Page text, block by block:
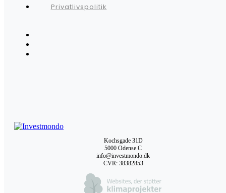
Privatlivspolitik
Kochsgade 31D
5000 Odense C
info@investmondo.dk
CVR: 38382853